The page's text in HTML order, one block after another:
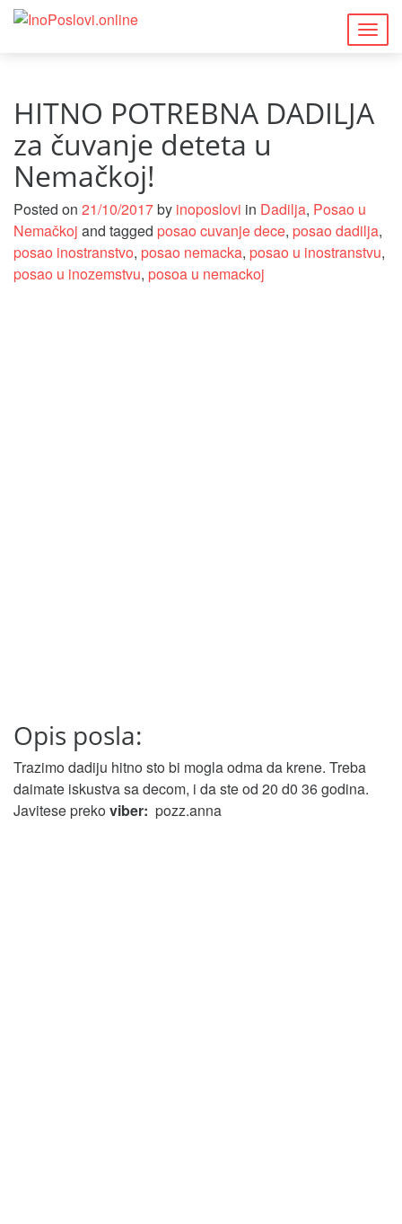
HITNO POTREBNA DADILJA
za čuvanje deteta u
Nemačkoj!
Posted on 21/10/2017by inoposlovi in Dadilja, Posao u
Nemačkoj and tagged posao cuvanje dece, posao dadilja,
posao inostranstvo, posao nemacka, posao u inostranstvu,
posao u inozemstvu, posoa u nemackoj
Opis posla:
Trazimo dadiju hitno sto bi mogla odma da krene. Treba
daimate iskustva sa decom, i da ste od 20 d0 36 godina.
Javitese prekoviber: pozz.anna